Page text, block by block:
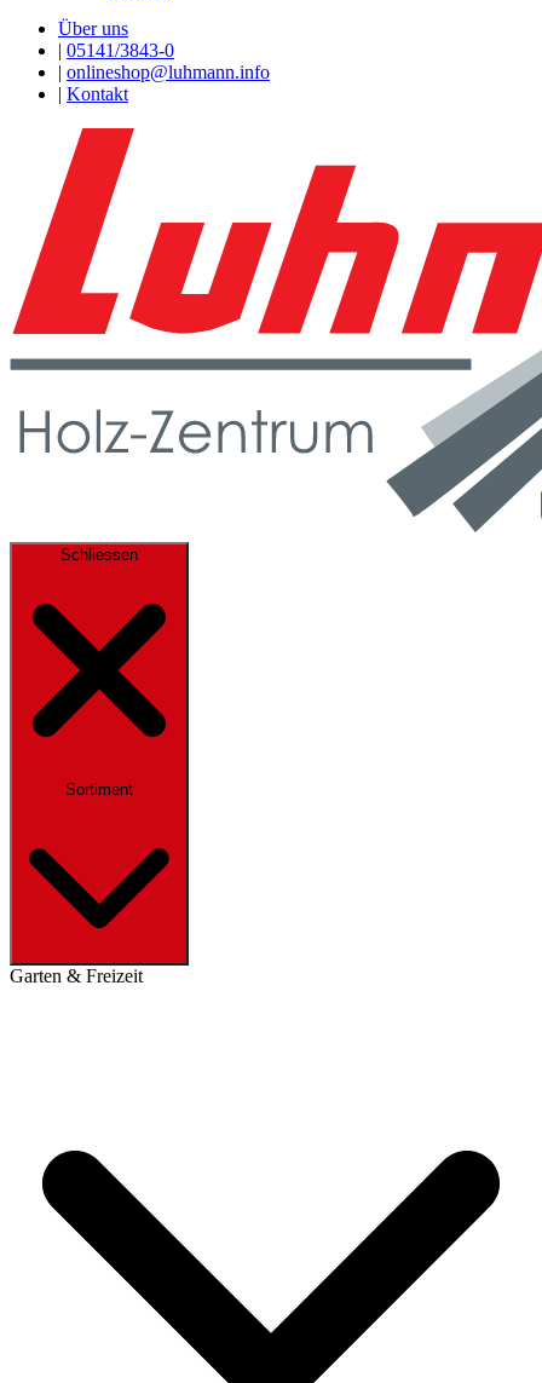
Über uns
| 05141/3843-0
| onlineshop@luhmann.info
| Kontakt
Schliessen
Sortiment
Garten & Freizeit